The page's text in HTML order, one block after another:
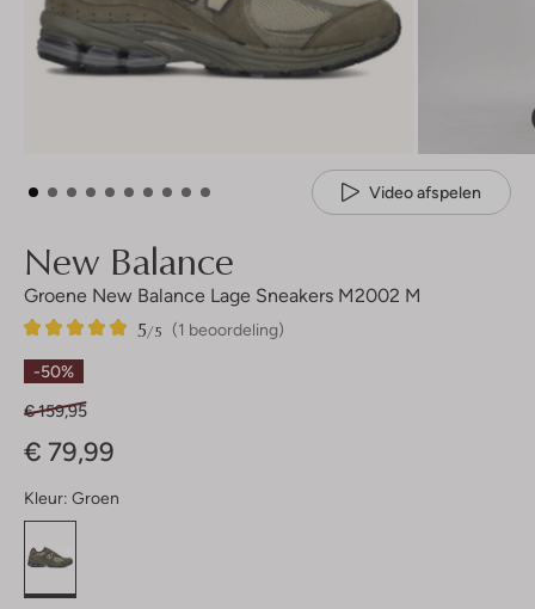
Video afspelen
New Balance
Groene New Balance Lage Sneakers M2002 M
(1 beoordeling)
5/5
1
5
Sterren
-50%
€ 159,95
€ 79,99
Kleur: Groen